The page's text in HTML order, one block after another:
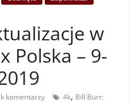
w
Polska – 9-
komentarzy 4k, Bill Burr: